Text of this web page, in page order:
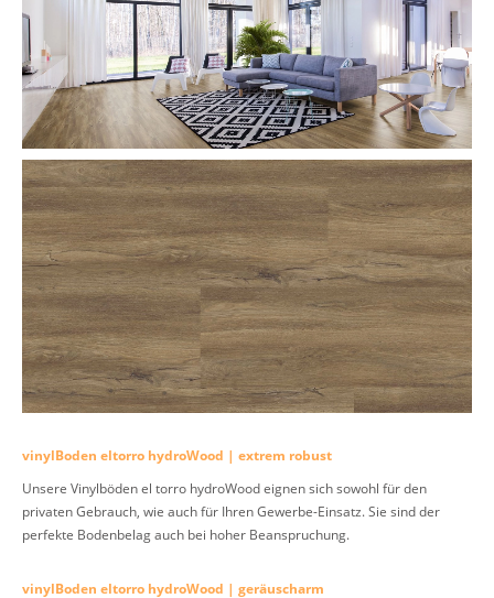
vinylBoden eltorro hydroWood | extrem robust
Unsere Vinylböden el torro hydroWood eignen sich sowohl für den
privaten Gebrauch, wie auch für Ihren Gewerbe-Einsatz. Sie sind der
perfekte Bodenbelag auch bei hoher Beanspruchung.
vinylBoden eltorro hydroWood | geräuscharm